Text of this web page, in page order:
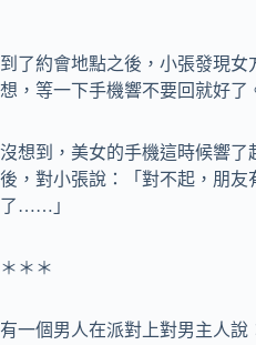
到了約會地點之後，小張發現女
想，等一下手機響不要回就好了
沒想到，美女的手機這時候響了
後，對小張說：「對不起，朋友
了……」
＊＊＊
有一個男人在派對上對男主人說